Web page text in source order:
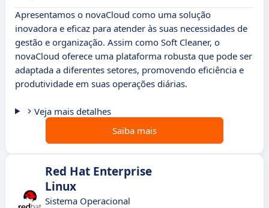
Apresentamos o novaCloud como uma solução
inovadora e eficaz para atender às suas necessidades de
gestão e organização. Assim como Soft Cleaner, o
novaCloud oferece uma plataforma robusta que pode ser
adaptada a diferentes setores, promovendo eficiência e
produtividade em suas operações diárias.
Veja mais detalhes
Saiba mais
Red Hat Enterprise
Linux
Sistema Operacional